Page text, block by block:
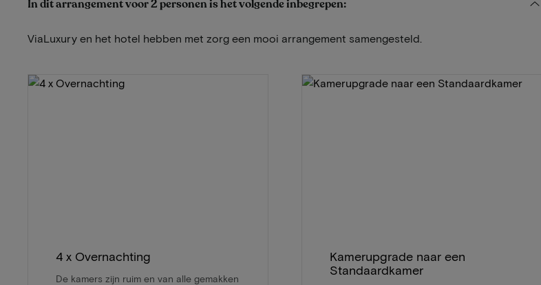
In dit arrangement voor 2 personen is het volgende inbegrepen:
ViaLuxury en het hotel hebben met zorg een mooi arrangement samengesteld.
4 x Overnachting
De kamers zijn ruim en van alle gemakken
Kamerupgrade naar een
Standaardkamer